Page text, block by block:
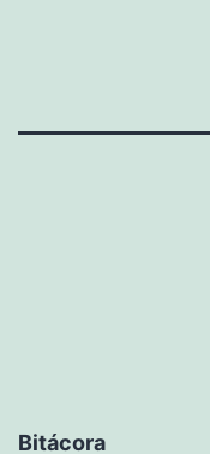
Bitácora